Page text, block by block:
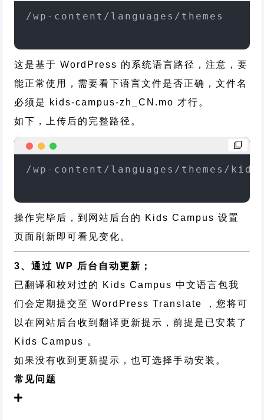
/wp-content/languages/themes
这是基于 WordPress 的系统语言路径，注意，要
能正常使用，需要看下语言文件是否正确，文件名
必须是 kids-campus-zh_CN.mo 才行。
如下，上传后的完整路径。
/wp-content/languages/themes/kids-
操作完毕后，到网站后台的 Kids Campus 设置
页面刷新即可看见变化。
3、通过 WP 后台自动更新；
已翻译和校对过的 Kids Campus 中文语言包我
们会定期提交至 WordPress Translate ，您将可
以在网站后台收到翻译更新提示，前提是已安装了
Kids Campus 。
如果没有收到更新提示，也可选择手动安装。
常见问题